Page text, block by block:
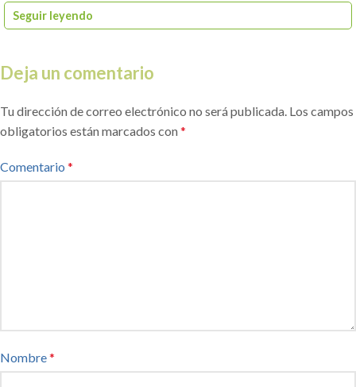
Seguir leyendo
Deja un comentario
Tu dirección de correo electrónico no será publicada. Los campos
obligatorios están marcados con *
Comentario *
Nombre*